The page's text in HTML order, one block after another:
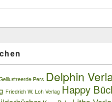
Pers Delphin
Friedrich W. Loh Verlag Happy